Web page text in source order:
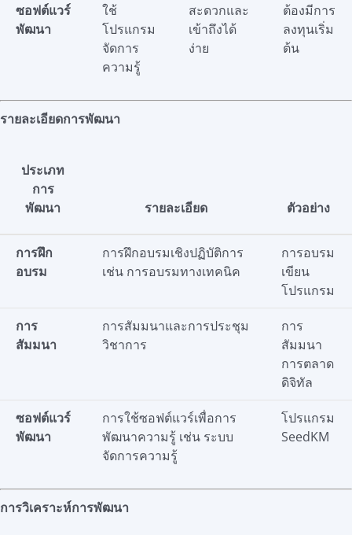
ซอฟต์แวร์
พัฒนา
ใช้
โปรแกรม
จัดการ
ความรู้
สะดวกและ
เข้าถึงได้
ง่าย
ต้องมีการ
ลงทุนเริ่ม
ต้น
รายละเอียดการพัฒนา
ประเภท
การ
พัฒนา
รายละเอียด ตัวอย่าง
การฝึก
อบรม
การฝึกอบรมเชิงปฏิบัติการ
เช่น การอบรมทางเทคนิค
การอบรม
เขียน
โปรแกรม
การ
สัมมนา
การสัมมนาและการประชุม
วิชาการ
การ
สัมมนา
การตลาด
ดิจิทัล
ซอฟต์แวร์
พัฒนา
การใช้ซอฟต์แวร์เพื่อการ
พัฒนาความรู้ เช่น ระบบ
จัดการความรู้
โปรแกรม
SeedKM
การวิเคราะห์การพัฒนา